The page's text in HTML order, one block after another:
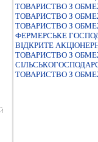
ТОВАРИСТВО З
ТОВАРИСТВО З
ТОВАРИСТВО З
ФЕРМЕРСЬКЕ
ВIДКРИТЕ
ТОВАРИСТВО З
ТОВАРИСТВО З